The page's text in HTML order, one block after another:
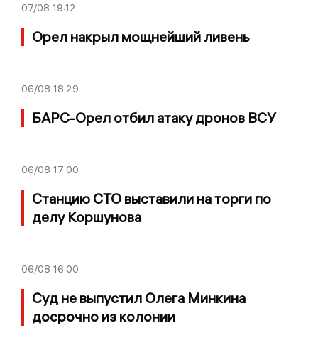
07/08 19:12
Орел накрыл мощнейший ливень
06/08 18:29
БАРС-Орел отбил атаку дронов ВСУ
06/08 17:00
Станцию СТО выставили на торги по
делу Коршунова
06/08 16:00
Суд не выпустил Олега Минкина
досрочно из колонии